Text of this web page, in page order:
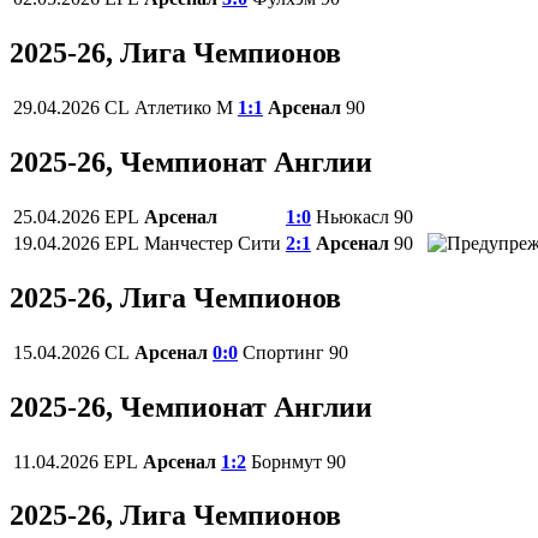
2025-26, Лига Чемпионов
29.04.2026 CL Атлетико М 1:1 Арсенал 90
2025-26, Чемпионат Англии
25.04.2026 EPL Арсенал 1:0 Ньюкасл 90
19.04.2026 EPL Манчестер Сити 2:1 Арсенал 90
2025-26, Лига Чемпионов
15.04.2026 CL Арсенал 0:0 Спортинг 90
2025-26, Чемпионат Англии
11.04.2026 EPL Арсенал 1:2 Борнмут 90
2025-26, Лига Чемпионов